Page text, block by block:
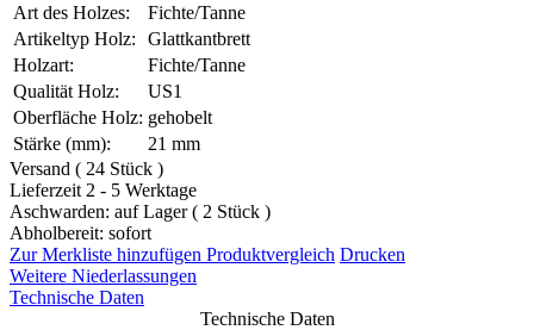
Art des Holzes:
Fichte/Tanne
Artikeltyp Holz:
Glattkantbrett
Holzart:
Fichte/Tanne
Qualität Holz:
US1
Oberfläche Holz: gehobelt
Stärke (mm):
21 mm
Versand ( 24 Stück )
Lieferzeit 2 - 5 Werktage
Aschwarden: auf Lager ( 2 Stück )
Abholbereit: sofort
Zur Merkliste hinzufügen Produktvergleich Drucken
Weitere Niederlassungen
Technische Daten
Technische Daten